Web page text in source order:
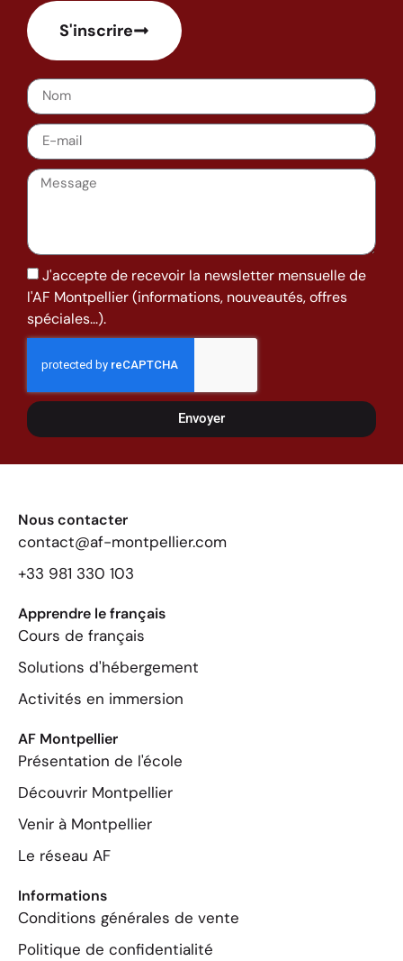
S'inscrire
J'accepte de recevoir la newsletter mensuelle de
l'AF Montpellier (informations, nouveautés, offres
spéciales...).
Envoyer
Nous contacter
contact@af-montpellier.com
+33 981 330 103
Apprendre le français
Cours de français
Solutions d'hébergement
Activités en immersion
AF Montpellier
Présentation de l'école
Découvrir Montpellier
Venir à Montpellier
Le réseau AF
Informations
Conditions générales de vente
Politique de confidentialité